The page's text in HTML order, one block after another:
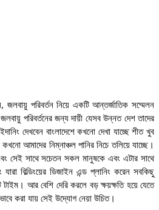
জলবায়ু পরিবর্তন নিয়ে একটি আন্তর্জাতিক সম্মেলন
জলবায়ু পরিবর্তনের জন্য দায়ী যেসব উন্নত দেশ তাদের
দেখবেন বাংলাদেশে কখনো দেখা যাচ্ছে শীত খুব
আমাদের নিম্নাঞ্চল পানির নিচে তলিয়ে যাচ্ছে।
সেই সাথে সচেতন সকল মানুষকে এবং এটার সাথে
বিল্ডিংয়ের ডিজাইন এন্ড প্লানিং করেন সবকিছু
আর বেশি দেরি করলে বড় ক্ষয়ক্ষতি হয়ে যেতে
করা যায় সেই উদ্যোগ নেয়া উচিত।